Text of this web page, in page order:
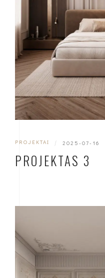
PROJEKTAI | 2025-07-16
PROJEKTAS 3